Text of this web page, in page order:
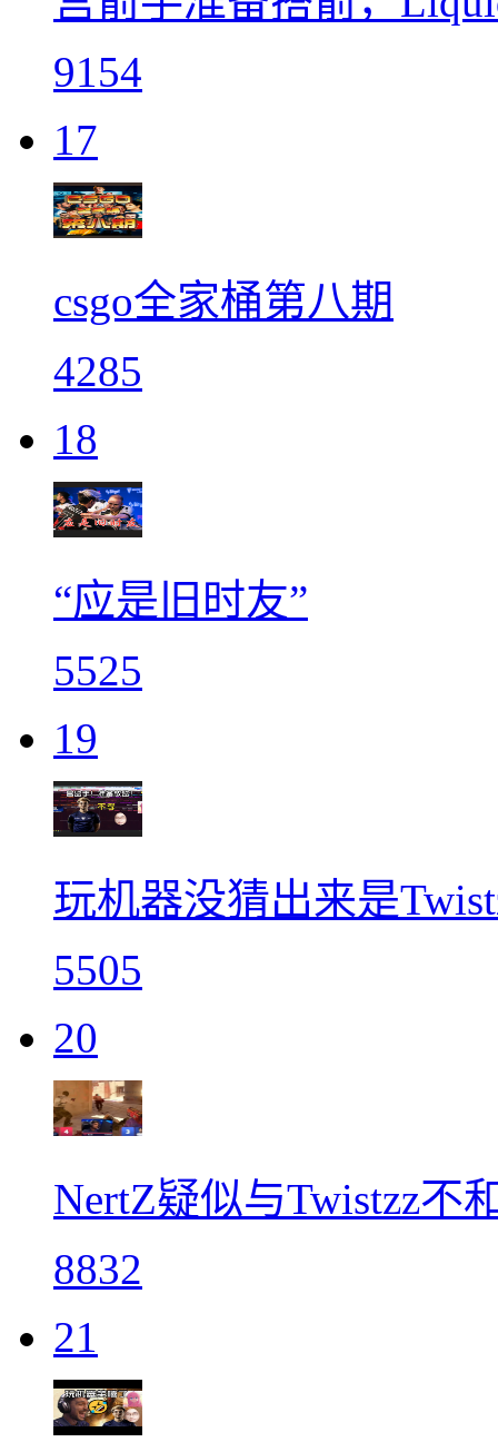
9154
17
csgo全家桶第八期
4285
18
“应是旧时友”
5525
19
玩机器没猜出来是
5505
20
NertZ疑似与Twistzz不
8832
21